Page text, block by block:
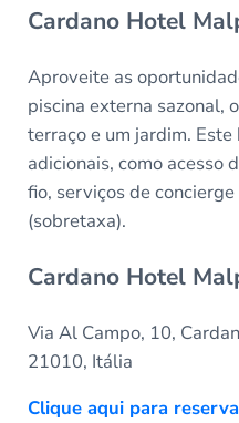
Cardano Hotel
Aproveite as
piscina externa sazonal,
terraço e um jardim.
adicionais, como acesso
fio, serviços de
(sobretaxa).
Cardano Hotel
Via Al Campo, 10,
21010, Itália
Clique aqui para